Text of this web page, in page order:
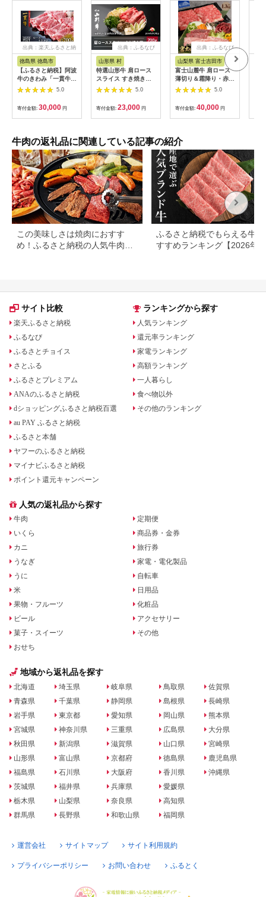
出典：楽天ふるさと納
徳島県 徳島市
【ふるさと納税】阿波
牛のきわみ「一貫牛」
ロース すき焼き 700g
| 阿波牛 国産牛 和牛
牛肉 牛 肉 焼肉 ロー
ス ブランド牛 すき焼
き すきやき しゃぶし
う にく ビーフ 赤身
人気 冷凍 送料無料 贈
り物 贈答 プレゼント
お取り寄せ 記念日 パ
ーティ
5.0
寄付金額: 30,000 円
出典：ふるなび
山形県 村
特選山形牛 肩ロース
スライス すき焼き用
700g 牛肉 黒毛和牛
ja-gnksx700
5.0
寄付金額: 23,000 円
出典：ふるなび
山梨県 富士吉田市
富士山麓牛 肩ロース
薄切り＆霜降り・赤身
焼肉セット 牛肉 食べ
比べ 計1.3kg 焼肉 す
き焼き 国産 精肉 冷凍
送料無料
5.0
寄付金額: 40,000 円
牛肉の返礼品に関連している記事の紹介
この美味しさは焼肉におすす
め！ふるさと納税の人気牛肉還
ふるさと納税でもらえる牛肉
すすめランキング【2026年
サイト比較
楽天ふるさと納税
ふるなび
ふるさとチョイス
さとふる
ふるさとプレミアム
ANAのふるさと納税
dショッピングふるさと納税百選
au PAY ふるさと納税
ふるさと本舗
ヤフーのふるさと納税
マイナビふるさと納税
ポイント還元キャンペーン
ランキングから探す
人気ランキング
還元率ランキング
家電ランキング
高額ランキング
一人暮らし
食べ物以外
その他のランキング
人気の返礼品から探す
牛肉
いくら
カニ
うなぎ
うに
米
果物・フルーツ
ビール
菓子・スイーツ
おせち
定期便
商品券・金券
旅行券
家電・電化製品
自転車
日用品
化粧品
アクセサリー
その他
地域から返礼品を探す
北海道
青森県
岩手県
宮城県
秋田県
山形県
福島県
茨城県
栃木県
群馬県
埼玉県
千葉県
東京都
神奈川県
新潟県
富山県
石川県
福井県
山梨県
長野県
岐阜県
静岡県
愛知県
三重県
滋賀県
京都府
大阪府
兵庫県
奈良県
和歌山県
鳥取県
島根県
岡山県
広島県
山口県
徳島県
香川県
愛媛県
高知県
福岡県
佐賀県
長崎県
熊本県
大分県
宮崎県
鹿児島県
沖縄県
運営会社 サイトマップ サイト利用規約
プライバシーポリシー お問い合わせ ふるとく